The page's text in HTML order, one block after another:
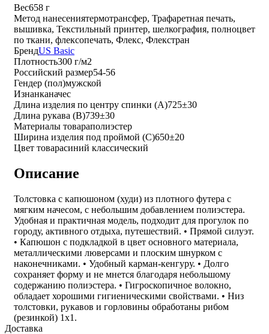
Вес658 г
Метод нанесениятермотрансфер, Трафаретная печать,
вышивка, Текстильный принтер, шелкография, полноцвет
по ткани, флексопечать, Флекс, Флекстран
БрендUS Basic
Плотность300 г/м2
Российский размер54-56
Гендер (пол)мужской
Изнанканачес
Длина изделия по центру спинки (A)725±30
Длина рукава (B)739±30
Материалы товараполиэстер
Ширина изделия под проймой (С)650±20
Цвет товарасиний классический
Описание
Толстовка с капюшоном (худи) из плотного футера с
мягким начесом, с небольшим добавлением полиэстера.
Удобная и практичная модель, подходит для прогулок по
городу, активного отдыха, путешествий. • Прямой силуэт.
• Капюшон с подкладкой в цвет основного материала,
металлическими люверсами и плоским шнурком с
наконечниками. • Удобный карман-кенгуру. • Долго
сохраняет форму и не мнется благодаря небольшому
содержанию полиэстера. • Гигроскопичное волокно,
обладает хорошими гигиеническими свойствами. • Низ
толстовки, рукавов и горловины обработаны рибом
(резинкой) 1x1.
Доставка